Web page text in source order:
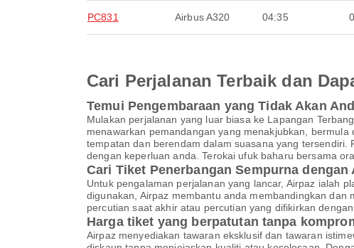
PC831 Airbus A320 04:35
Cari Perjalanan Terbaik dan
Temui Pengembaraan yang Tidak Akan
Mulakan perjalanan yang luar biasa ke Lapangan
menawarkan pemandangan yang menakjubkan,
tempatan dan berendam dalam suasana yang
dengan keperluan anda. Terokai ufuk baharu bersama
Cari Tiket Penerbangan Sempurna dengan
Untuk pengalaman perjalanan yang lancar, Airpaz ialah
digunakan, Airpaz membantu anda membandingkan
percutian saat akhir atau percutian yang difikirkan
Harga tiket yang berpatutan tanpa
Airpaz menyediakan tawaran eksklusif dan tawaran